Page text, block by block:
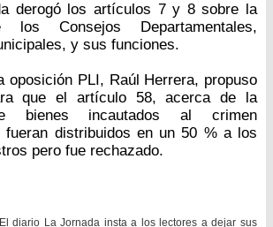
derogó los artículos 7 y 8 sobre la
los Consejos Departamentales,
y sus funciones.
oposición PLI, Raúl Herrera, propuso
que el artículo 58, acerca de la
bienes incautados al crimen
fueran distribuidos en un 50 % a los
pero fue rechazado.
El diario La Jornada insta a los lectores a dejar sus